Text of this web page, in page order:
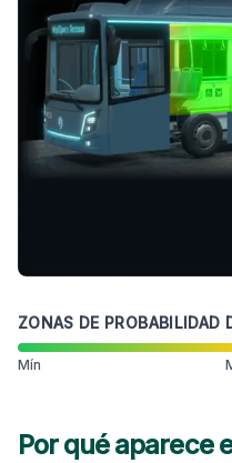
ZONAS DE PROBABILIDAD
Mín
Por qué aparece